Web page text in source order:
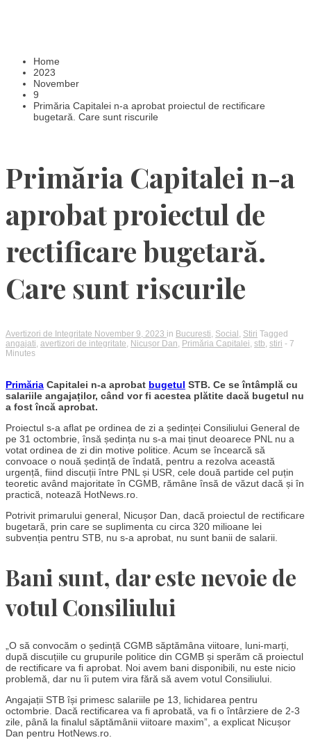
Home
2023
November
9
Primăria Capitalei n-a aprobat proiectul de rectificare
bugetară. Care sunt riscurile
Primăria Capitalei n-a
aprobat proiectul de
rectificare bugetară.
Care sunt riscurile
Avertizori de Integritate November 9, 2023 in Bucuresti, Social , Stiri Tagged
angajati, avertizori de integritate, Nicușor Dan, Primăria Capitalei, stb, stiri - 7
Minutes
Primăria Capitalei n-a aprobat bugetul STB. Ce se întâmplă cu
salariile angajaților, când vor fi acestea plătite dacă bugetul nu
a fost încă aprobat.
Proiectul s-a aflat pe ordinea de zi a ședinței Consiliului General de
pe 31 octombrie, însă ședința nu s-a mai ținut deoarece PNL nu a
votat ordinea de zi din motive politice. Acum se încearcă să
convoace o nouă ședință de îndată, pentru a rezolva această
urgență, fiind discuții între PNL și USR, cele două partide cel puțin
teoretic având majoritate în CGMB, rămâne însă de văzut dacă și în
practică, notează HotNews.ro.
Potrivit primarului general, Nicușor Dan, dacă proiectul de rectificare
bugetară, prin care se suplimenta cu circa 320 milioane lei
subvenția pentru STB, nu s-a aprobat, nu sunt banii de salarii.
Bani sunt, dar este nevoie de
votul Consiliului
„O să convocăm o ședință CGMB săptămâna viitoare, luni-marți,
după discuțiile cu grupurile politice din CGMB și sperăm că proiectul
de rectificare va fi aprobat. Noi avem bani disponibili, nu este nicio
problemă, dar nu îi putem vira fără să avem votul Consiliului.
Angajații STB își primesc salariile pe 13, lichidarea pentru
octombrie. Dacă rectificarea va fi aprobată, va fi o întârziere de 2-3
zile, până la finalul săptămânii viitoare maxim”, a explicat Nicușor
Dan pentru HotNews.ro.